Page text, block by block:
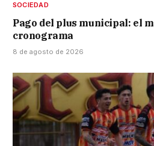
SOCIEDAD
Pago del plus municipal: el
cronograma
8 de agosto de 2026